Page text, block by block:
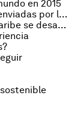
en 2015
Lo que revelan las imágenes de Plutón enviadas por la New Horizons
El crecimiento en América Latina y el Caribe se desacelera